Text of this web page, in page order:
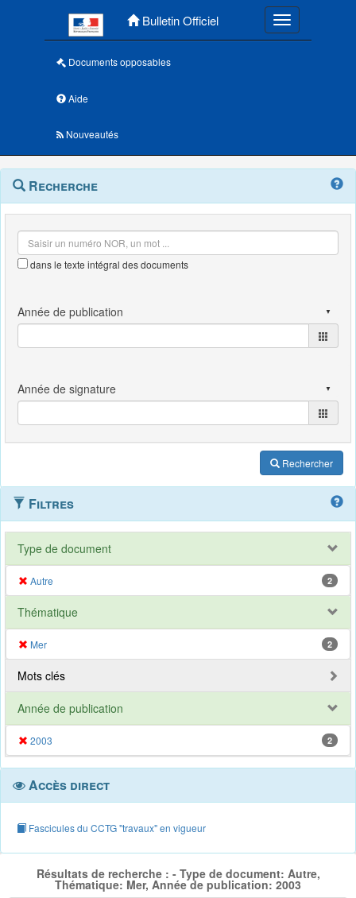
Bulletin Officiel Toggle
Documents opposables
Aide
Nouveautés
Navigation
outils
Menu
contextuel
Recherche
dans le texte intégral des documents
Rechercher
Filtres
Type de document
Autre 2
Thématique
Mer 2
Mots clés
Année de publication
2003 2
Accès direct
Fascicules du CCTG "travaux" en vigueur
Résultats de recherche : - Type de document: Autre,
Thématique: Mer, Année de publication: 2003